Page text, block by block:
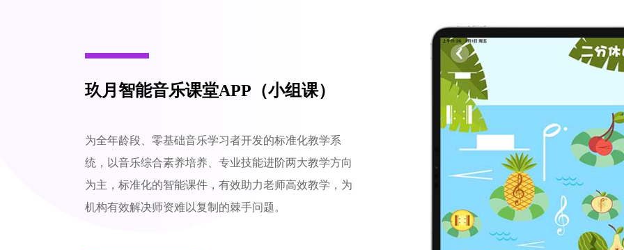
玖月智能音乐课堂APP（小组课）
为全年龄段、零基础音乐学习者开发的标准化教学系
统，以音乐综合素养培养、专业技能进阶两大教学方向
为主，标准化的智能课件，有效助力老师高效教学，为
机构有效解决师资难以复制的棘手问题。